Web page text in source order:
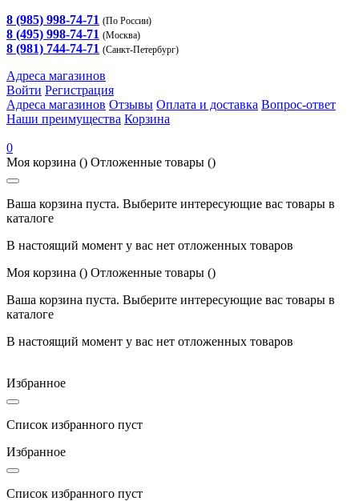
8 (985) 998-74-71 (По России)
8 (495) 998-74-71 (Москва)
8 (981) 744-74-71 (Санкт-Петербург)
Адреса магазинов
Войти Регистрация
Адреса магазинов Отзывы Оплата и доставка Вопрос-ответ
Наши преимущества Корзина
0
Моя корзина () Отложенные товары ()
Ваша корзина пуста. Выберите интересующие вас товары в
каталоге
В настоящий момент у вас нет отложенных товаров
Моя корзина () Отложенные товары ()
Ваша корзина пуста. Выберите интересующие вас товары в
каталоге
В настоящий момент у вас нет отложенных товаров
Избранное
Список избранного пуст
Избранное
Список избранного пуст